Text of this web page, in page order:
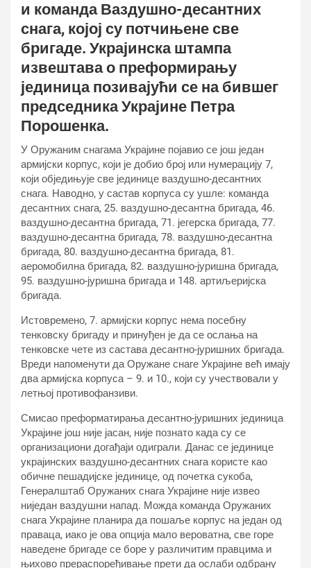
и команда Ваздушно-десантних
снага, којој су потчињене све
бригаде. Украјинска штампа
извештава о преформирању
јединица позивајући се на бившег
председника Украјине Петра
Порошенка.
У Оружаним снагама Украјине појавио се још један
армијски корпус, који је добио број или нумерацију 7,
који обједињује све јединице ваздушно-десантних
снага. Наводно, у састав корпуса су ушле: команда
десантних снага, 25. ваздушно-десантна бригада, 46.
ваздушно-десантна бригада, 71. јегерска бригада, 77.
ваздушно-десантна бригада, 78. ваздушно-десантна
бригада, 80. ваздушно-десантна бригада, 81.
аеромобилна бригада, 82. ваздушно-јуришна бригада,
95. ваздушно-јуришна бригада и 148. артиљеријска
бригада.
Истовремено, 7. армијски корпус нема посебну
тенковску бригаду и принуђен је да се ослања на
тенковске чете из састава десантно-јуришних бригада.
Вреди напоменути да Оружане снаге Украјине већ имају
два армијска корпуса – 9. и 10., који су учествовали у
летњој противофанзиви.
Смисао преформатирања десантно-јуришних јединица
Украјине још није јасан, није познато када су се
организациони догађаји одиграли. Данас се јединице
украјинских ваздушно-десантних снага користе као
обичне пешадијске јединице, од почетка сукоба,
Генералштаб Оружаних снага Украјине није извео
ниједан ваздушни напад. Можда команда Оружаних
снага Украјине планира да пошаље корпус на један од
праваца, иако је ова опција мало вероватна, све горе
наведене бригаде се боре у различитим правцима и
њихово прераспоређивање прети да ослаби одбрану